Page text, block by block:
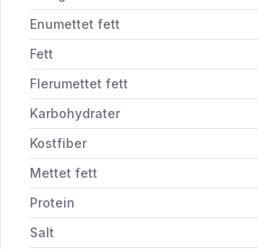
Enumettet fett
Fett
Flerumettet fett
Karbohydrater
Kostfiber
Mettet fett
Protein
Salt